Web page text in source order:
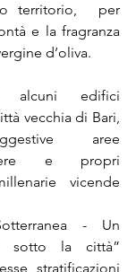
territorio,  per
e la fragranza
d’oliva.
edifici
vecchia di Bari,
aree
e propri
vicende
- Un
sotto la città”
stratificazioni